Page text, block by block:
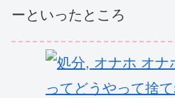
ーといったところ